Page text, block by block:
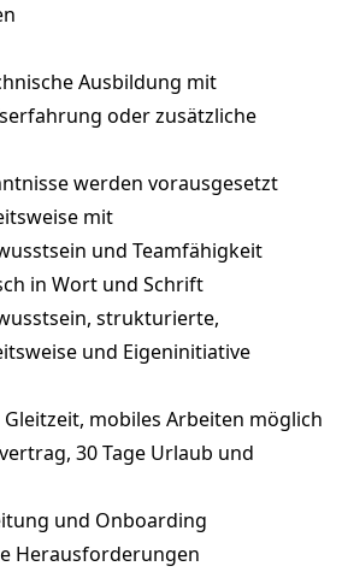
Ausbildung mit
oder zusätzliche
werden vorausgesetzt
mit
und Teamfähigkeit
in Wort und Schrift
strukturierte,
und Eigeninitiative
mobiles Arbeiten möglich
30 Tage Urlaub und
und Onboarding
Herausforderungen